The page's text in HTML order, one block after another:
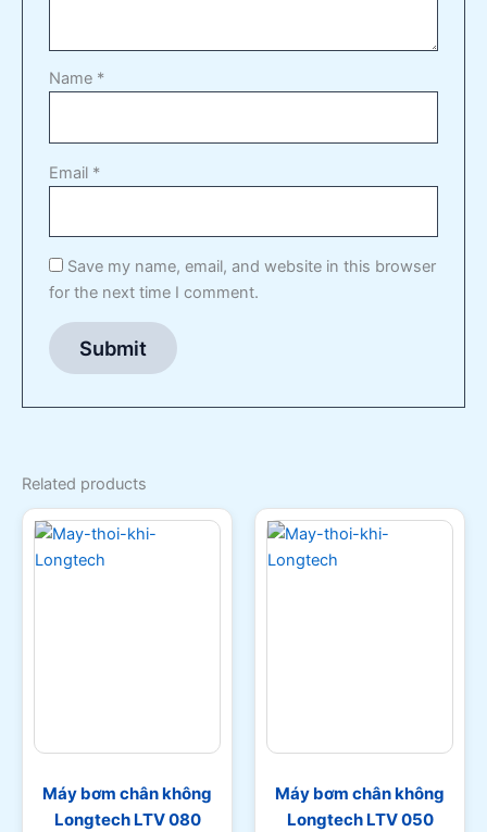
Name *
Email *
Save my name, email, and website in this browser
for the next time I comment.
Related products
Máy bơm chân không
Longtech LTV 080
Máy bơm chân không
Longtech LTV 050